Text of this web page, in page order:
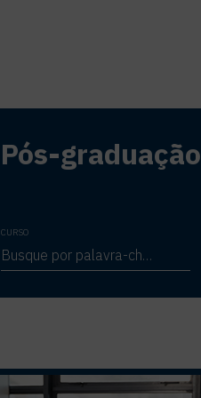
Pós-graduação
CURSO